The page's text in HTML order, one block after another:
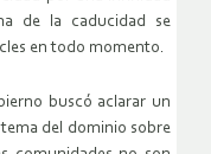
de la caducidad se
en todo momento.
buscó aclarar un
del dominio sobre